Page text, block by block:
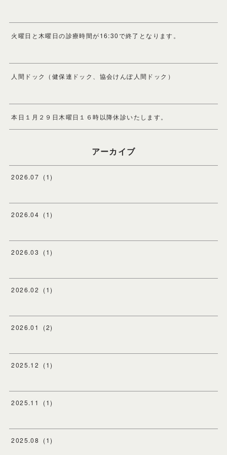
火曜日と木曜日の診療時間が16:30で終了となります。
人間ドック（健保連ドック、協会けんぽ人間ドック）
本日１月２９日木曜日１６時以降休診いたします。
アーカイブ
2026.07 (1)
2026.04 (1)
2026.03 (1)
2026.02 (1)
2026.01 (2)
2025.12 (1)
2025.11 (1)
2025.08 (1)